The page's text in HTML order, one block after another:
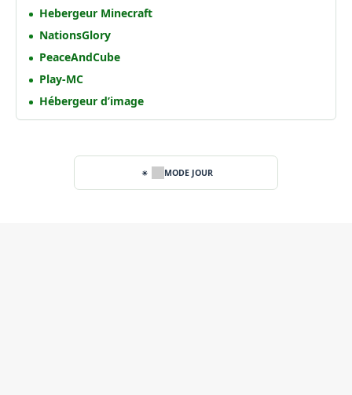
Hebergeur Minecraft
NationsGlory
PeaceAndCube
Play-MC
Hébergeur d’image
MODE JOUR